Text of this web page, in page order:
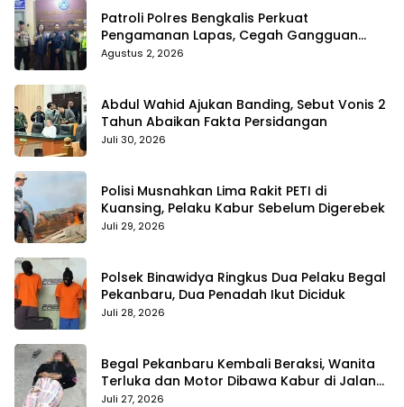
Patroli Polres Bengkalis Perkuat
Pengamanan Lapas, Cegah Gangguan
Kamtib Sejak Dini
Agustus 2, 2026
Abdul Wahid Ajukan Banding, Sebut Vonis 2
Tahun Abaikan Fakta Persidangan
Juli 30, 2026
Polisi Musnahkan Lima Rakit PETI di
Kuansing, Pelaku Kabur Sebelum Digerebek
Juli 29, 2026
Polsek Binawidya Ringkus Dua Pelaku Begal
Pekanbaru, Dua Penadah Ikut Diciduk
Juli 28, 2026
Begal Pekanbaru Kembali Beraksi, Wanita
Terluka dan Motor Dibawa Kabur di Jalan
Teropong
Juli 27, 2026